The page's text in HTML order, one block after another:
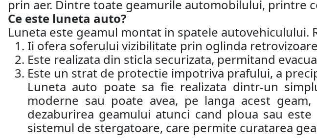
prin aer. Dintre toate geamurile automobilului, printre
Ce este luneta auto?
Luneta este geamul montat in spatele autovehiculului.
Ii ofera soferului vizibilitate prin oglinda
Este realizata din sticla securizata, permitand
Este un strat de protectie impotriva prafului, a
Luneta auto poate sa fie realizata dintr-un
moderne sau poate avea, pe langa acest
dezaburirea geamului atunci cand ploua sau
sistemul de stergatoare, care permite curatarea